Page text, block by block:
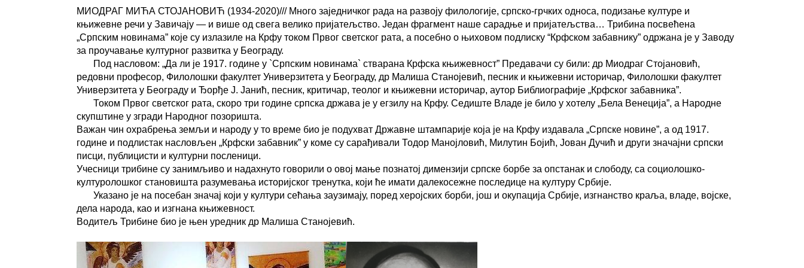
МИОДРАГ МИЋА СТОЈАНОВИЋ (1934-2020)/// Много заједничког рада на развоју филологије, српско-грчких односа, подизање културе и
књижевне речи у Завичају — и више од свега велико пријатељство. Један фрагмент наше сарадње и пријатељства… Трибина посвећена
„Српским новинама” које су излазиле на Крфу током Првог светског рата, а посебно о њиховом подлиску “Крфском забавнику” одржана је у Заводу
за проучавање културног развитка у Београду.
Под насловом: „Да ли је 1917. године у `Српским новинама` стварана Крфска књижевност” Предавачи су били: др Миодраг Стојановић,
редовни професор, Филолошки факултет Универзитета у Београду, др Малиша Станојевић, песник и књижевни историчар, Филолошки факултет
Универзитета у Београду и Ђорђе Ј. Јанић, песник, критичар, теолог и књижевни историчар, аутор Библиографије „Крфског забавника”.
Током Првог светског рата, скоро три године српска држава је у егзилу на Крфу. Седиште Владе је било у хотелу „Бела Венеција”, а Народне
скупштине у згради Народног позоришта.
Важан чин охрабрења земљи и народу у то време био је подухват Државне штампарије која је на Крфу издавала „Српске новине”, а од 1917.
године и подлистак насловљен „Крфски забавник” у коме су сарађивали Тодор Манојловић, Милутин Бојић, Јован Дучић и други значајни српски
писци, публицисти и културни посленици.
Учесници трибине су занимљиво и надахнуто говорили о овој мање познатој димензији српске борбе за опстанак и слободу, са социолошко-
културолошког становишта разумевања историјског тренутка, који ће имати далекосежне последице на културу Србије.
Указано је на посебан значај који у култури сећања заузимају, поред херојских борби, још и окупација Србије, изгнанство краља, владе, војске,
дела народа, као и изгнана књижевност.
Водитељ Трибине био је њен уредник др Малиша Станојевић.